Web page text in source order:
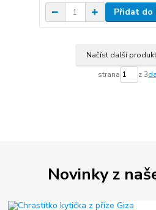
Přidat do
Načíst další
strana z 3
Novinky z